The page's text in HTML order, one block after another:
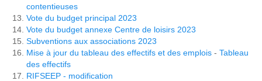
contentieuses
Vote du budget principal 2023
Vote du budget annexe Centre de loisirs 2023
Subventions aux associations 2023
Mise à jour du tableau des effectifs et des emplois - Tableau
des effectifs
RIFSEEP - modification